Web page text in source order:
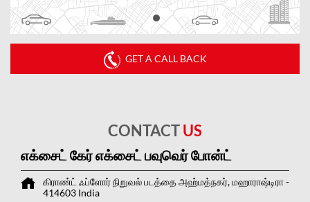
GET A CALL BACK
CONTACTUS
எக்சைட் கேர் எக்சைட் பவுவெர் போன்ட்
கிராண்ட் ஃப்ளோர்நிறுவல் படத்தை அஹ்மத்நகர், மஹாராஷ்டிரா-
414603 India